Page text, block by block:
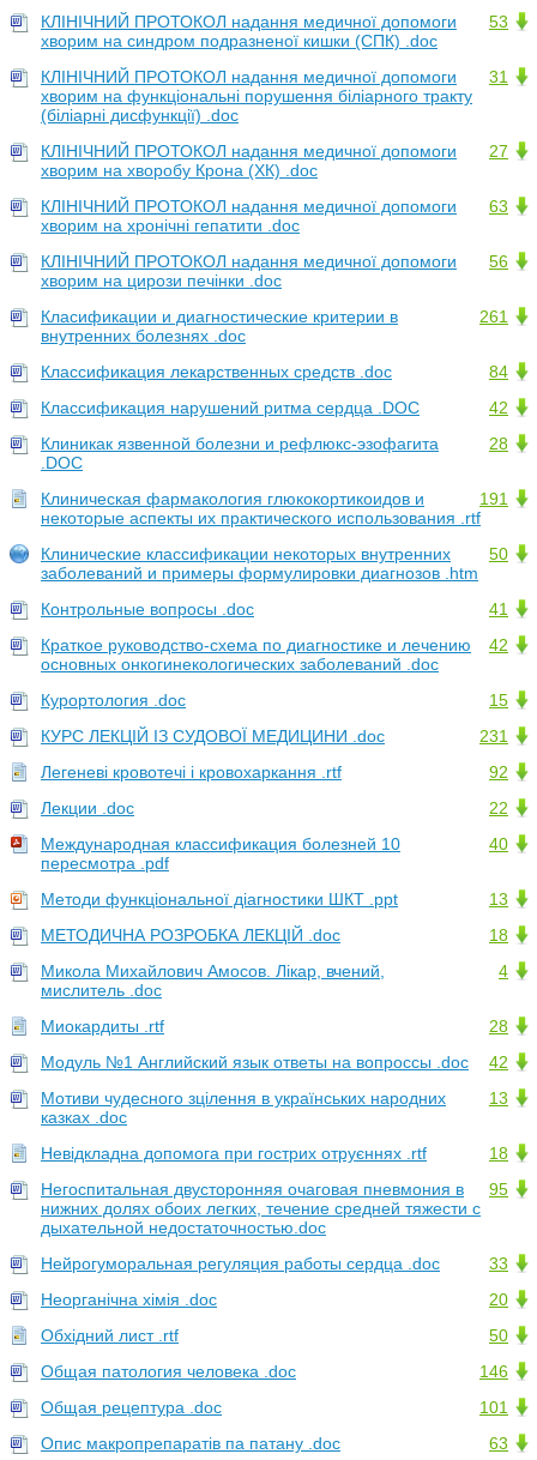
53
КЛІНІЧНИЙ ПРОТОКОЛ надання медичної допомоги
хворим на синдром подразненої кишки (CПК) .doc
31
КЛІНІЧНИЙ ПРОТОКОЛ надання медичної допомоги
хворим на функціональні порушення біліарного тракту
(біліарні дисфункції) .doc
27
КЛІНІЧНИЙ ПРОТОКОЛ надання медичної допомоги
хворим на хворобу Крона (ХК) .doc
63
КЛІНІЧНИЙ ПРОТОКОЛ надання медичної допомоги
хворим на хронічні гепатити .doc
56
КЛІНІЧНИЙ ПРОТОКОЛ надання медичної допомоги
хворим на цирози печінки .doc
261
Класификации и диагностические критерии в
внутренних болезнях .doc
84
Классификация лекарственных средств .doc
42
Классификация нарушений ритма сердца .DOC
28
Клиникак язвенной болезни и рефлюкс-эзофагита
.DOC
191
Клиническая фармакология глюкокортикоидов и
некоторые аспекты их практического использования .rtf
50
Клинические классификации некоторых внутренних
заболеваний и примеры формулировки диагнозов .htm
41
Контрольные вопросы .doc
42
Краткое руководство-схема по диагностике и лечению
основных онкогинекологических заболеваний .doc
15
Курортология .doc
231
КУРС ЛЕКЦІЙ ІЗ СУДОВОЇ МЕДИЦИНИ .doc
92
Легеневі кровотечі і кровохаркання .rtf
22
Лекции .doc
40
Международная классификация болезней 10
пересмотра .pdf
13
Методи функціональної діагностики ШКТ .ppt
18
МЕТОДИЧНА РОЗРОБКА ЛЕКЦІЙ .doc
4
Микола Михайлович Амосов. Лікар, вчений,
мислитель .doc
28
Миокардиты .rtf
42
Модуль №1 Английский язык ответы на вопроссы .doc
13
Мотиви чудесного зцілення в українських народних
казках .doc
18
Невідкладна допомога при гострих отруєннях .rtf
95
Негоспитальная двусторонняя очаговая пневмония в
нижних долях обоих легких, течение средней тяжести с
дыхательной недостаточностью.doc
33
Нейрогуморальная регуляция работы сердца .doc
20
Неорганічна хімія .doc
50
Обхідний лист .rtf
146
Общая патология человека .doc
101
Общая рецептура .doc
63
Опис макропрепаратів па патану .doc